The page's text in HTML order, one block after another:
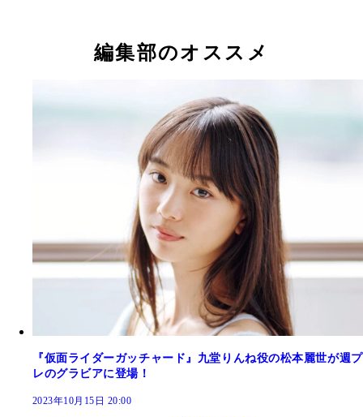
編集部のオススメ
『仮面ライダーガッチャード』九堂りんね役の松本麗世が週プ
レのグラビアに登場！
2023年10月15日 20:00